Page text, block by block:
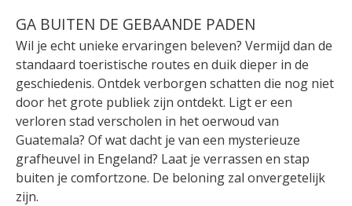
GA BUITEN DE GEBAANDE PADEN
Wil je echt unieke ervaringen beleven? Vermijd dan de
standaard toeristische routes en duik dieper in de
geschiedenis. Ontdek verborgen schatten die nog niet
door het grote publiek zijn ontdekt. Ligt er een
verloren stad verscholen in het oerwoud van
Guatemala? Of wat dacht je van een mysterieuze
grafheuvel in Engeland? Laat je verrassen en stap
buiten je comfortzone. De beloning zal onvergetelijk
zijn.